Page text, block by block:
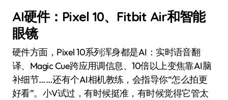
AI硬件：Pixel 10、Fitbit Air和智能
眼镜
硬件方面，Pixel 10系列浑身都是AI：实时语音翻
译、Magic Cue跨应用调信息、10倍以上变焦靠AI脑
补细节……还有个AI相机教练，会指导你“怎么拍更
好看”。小V试过，有时候挺准，有时候觉得它管太